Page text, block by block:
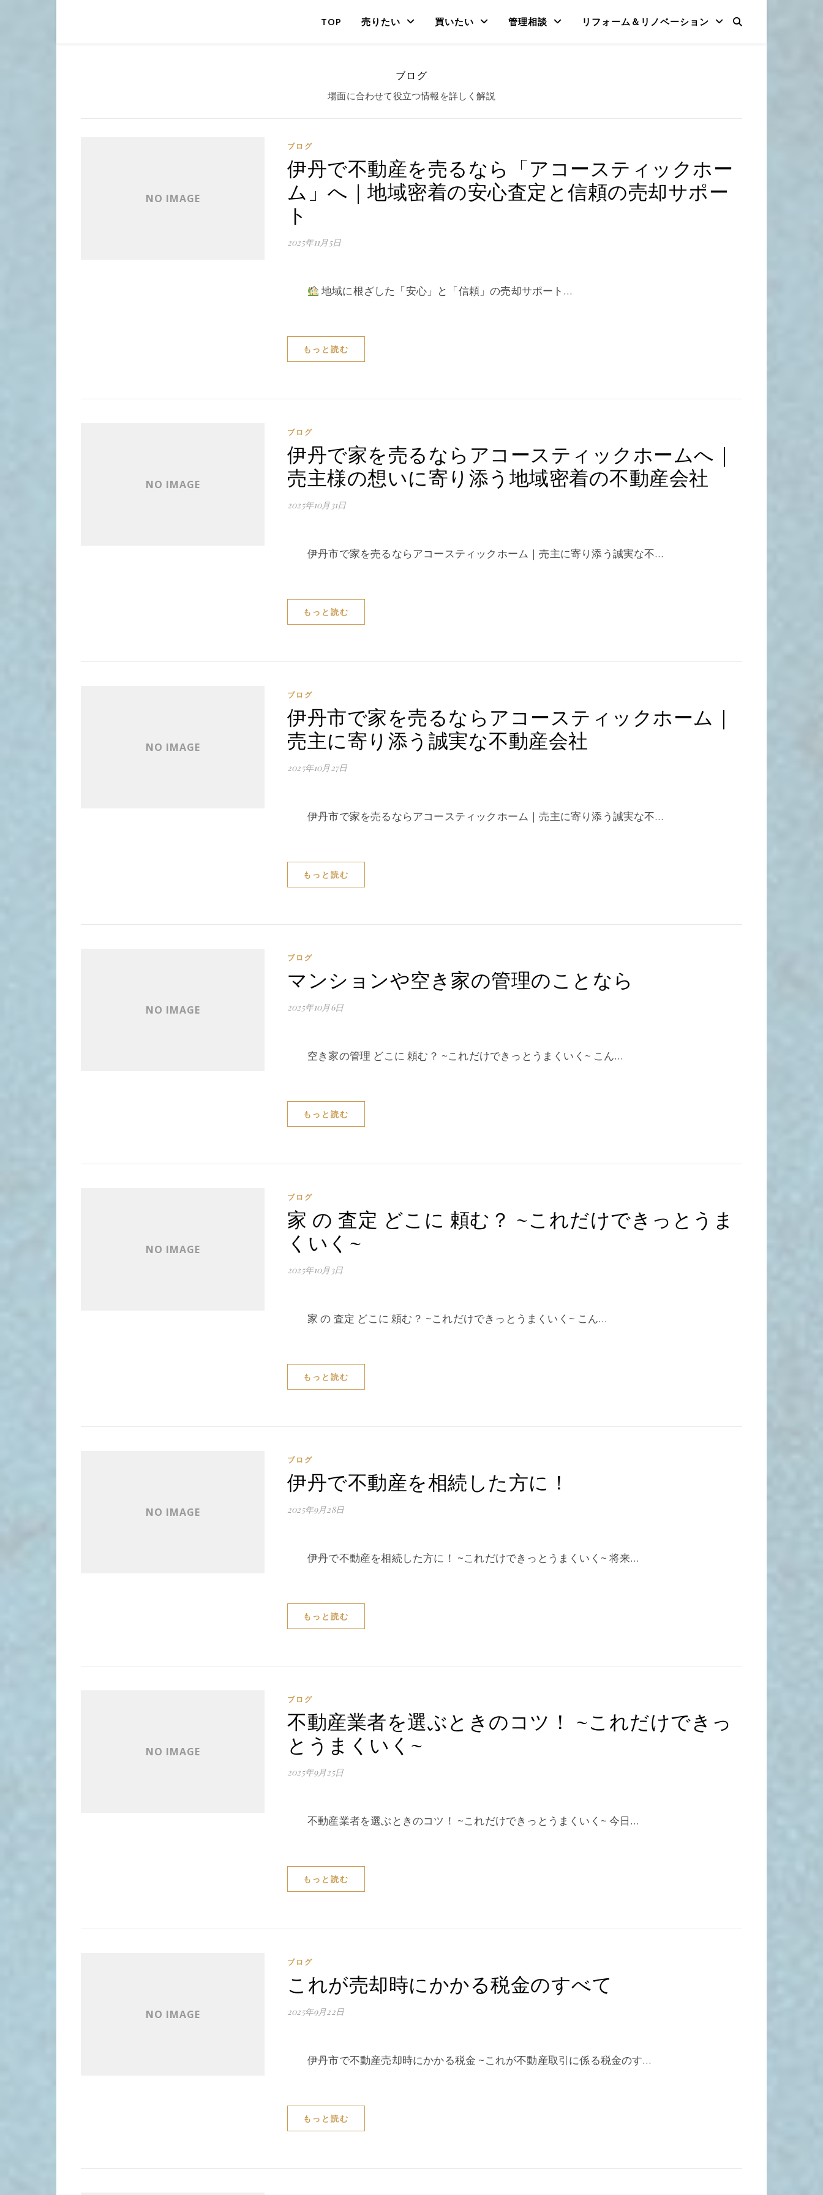
TOP 売りたい 買いたい 管理相談 リフォーム＆リノベーション
ブログ
場面に合わせて役立つ情報を詳しく解説
NO IMAGE
ブログ
伊丹で不動産を売るなら「アコースティックホー
ム」へ｜地域密着の安心査定と信頼の売却サポー
ト
2025年11月5日
地域に根ざした「安心」と「信頼」の売却サポート…
もっと読む
NO IMAGE
ブログ
伊丹で家を売るならアコースティックホームへ｜
売主様の想いに寄り添う地域密着の不動産会社
2025年10月31日
伊丹市で家を売るならアコースティックホーム｜売主に寄り添う誠実な不…
もっと読む
NO IMAGE
ブログ
伊丹市で家を売るならアコースティックホーム｜
売主に寄り添う誠実な不動産会社
2025年10月27日
伊丹市で家を売るならアコースティックホーム｜売主に寄り添う誠実な不…
もっと読む
NO IMAGE
ブログ
マンションや空き家の管理のことなら
2025年10月6日
空き家の管理 どこに 頼む？ ~これだけできっとうまくいく~ こん…
もっと読む
NO IMAGE
ブログ
家 の 査定 どこに 頼む？ ~これだけできっとうま
くいく~
2025年10月3日
家 の 査定 どこに 頼む？ ~これだけできっとうまくいく~ こん…
もっと読む
NO IMAGE
ブログ
伊丹で不動産を相続した方に！
2025年9月28日
伊丹で不動産を相続した方に！ ~これだけできっとうまくいく~ 将来…
もっと読む
NO IMAGE
ブログ
不動産業者を選ぶときのコツ！ ~これだけできっ
とうまくいく~
2025年9月25日
不動産業者を選ぶときのコツ！ ~これだけできっとうまくいく~ 今日…
もっと読む
NO IMAGE
ブログ
これが売却時にかかる税金のすべて
2025年9月22日
伊丹市で不動産売却時にかかる税金 ~これが不動産取引に係る税金のす…
もっと読む